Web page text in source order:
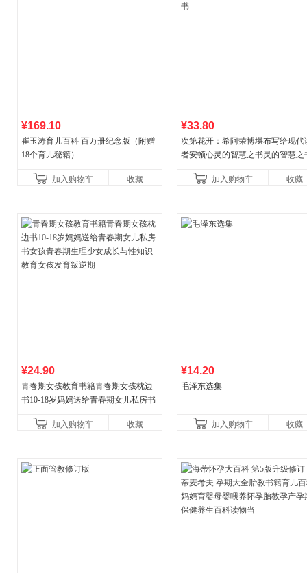
¥169.10
崔玉涛育儿百科 百万册纪念版（附赠
18个育儿秘籍）
加入购物车 收藏
¥33.80
次第花开：希阿荣博堪布写给现代
者安顿心灵的智慧之书灵的智慧之
加入购物车 收藏
¥24.90
青春期女孩教育书籍青春期女孩枕边
书10-18岁妈妈送给青春期女儿私房书
育女孩发育叛逆期
加入购物车 收藏
¥14.20
毛泽东选集
加入购物车 收藏